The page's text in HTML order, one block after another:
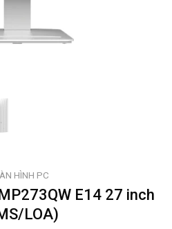
HÌNH PC
E14 27 inch
LOA)